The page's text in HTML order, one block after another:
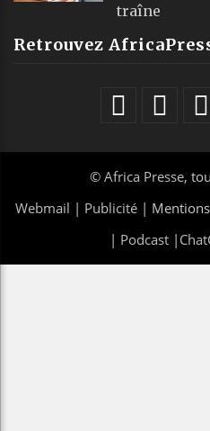
traîne
Retrouvez
© Africa Presse,
Webmail | Publicité |
| Podcast|